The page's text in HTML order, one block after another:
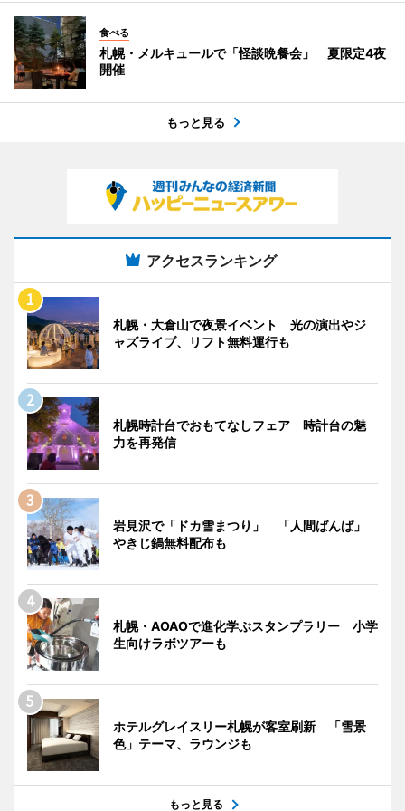
食べる
札幌・メルキュールで「怪談晩餐会」 夏限定4夜
開催
もっと見る
アクセスランキング
札幌・大倉山で夜景イベント 光の演出やジ
ャズライブ、リフト無料運行も
札幌時計台でおもてなしフェア 時計台の魅
力を再発信
岩見沢で「ドカ雪まつり」 「人間ばんば」
やきじ鍋無料配布も
札幌・AOAOで進化学ぶスタンプラリー 小学
生向けラボツアーも
ホテルグレイスリー札幌が客室刷新 「雪景
色」テーマ、ラウンジも
もっと見る